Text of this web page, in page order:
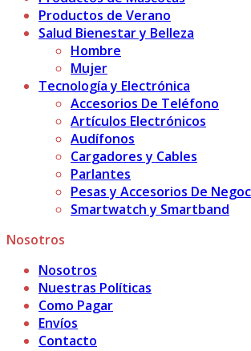
Productos de Verano
Salud Bienestar y Belleza
Hombre
Mujer
Tecnología y Electrónica
Accesorios De Teléfono
Artículos Electrónicos
Audífonos
Cargadores y Cables
Parlantes
Pesas y Accesorios De
Smartwatch y Smartband
Nosotros
Nosotros
Nuestras Políticas
Como Pagar
Envíos
Contacto